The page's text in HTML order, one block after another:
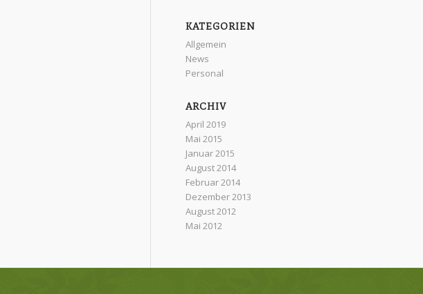
KATEGORIEN
Allgemein
News
Personal
ARCHIV
April 2019
Mai 2015
Januar 2015
August 2014
Februar 2014
Dezember 2013
August 2012
Mai 2012